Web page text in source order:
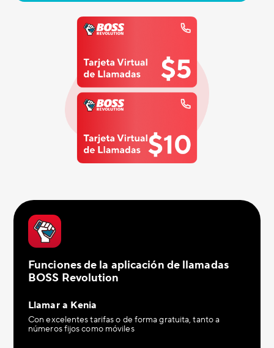
Funciones de la aplicación de llamadas
BOSS Revolution
Llamar a Kenia
Con excelentes tarifas o de forma gratuita, tanto a
números fijos como móviles